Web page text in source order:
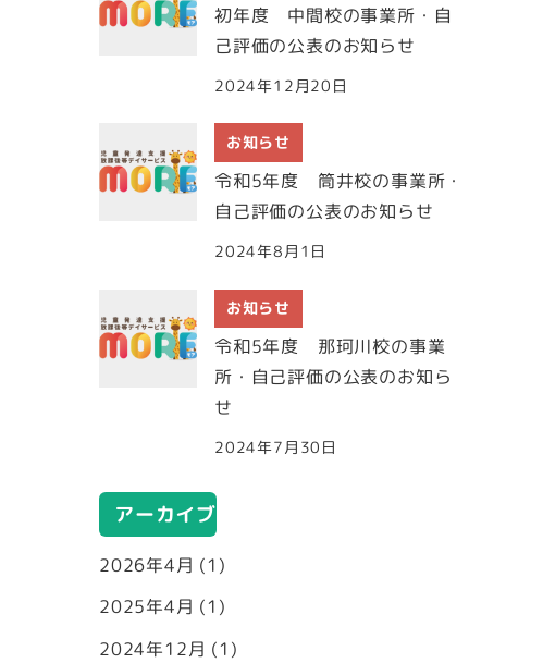
初年度 中間校の事業所・自
己評価の公表のお知らせ
2024年12月20日
お知らせ
令和5年度 筒井校の事業所・
自己評価の公表のお知らせ
2024年8月1日
お知らせ
令和5年度 那珂川校の事業
所・自己評価の公表のお知ら
せ
2024年7月30日
アーカイブ
2026年4月 (1)
2025年4月 (1)
2024年12月 (1)